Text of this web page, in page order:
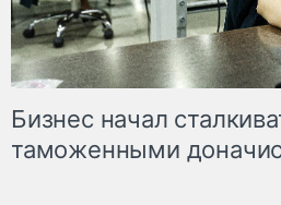
Бизнес начал
таможенными